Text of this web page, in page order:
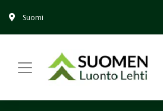
Suomi